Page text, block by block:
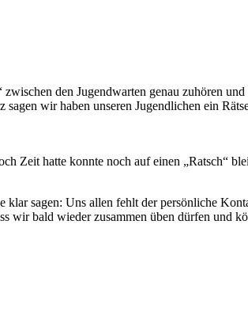
den Jugendwarten genau zuhören
wir haben unseren Jugendlichen ein
Zeit hatte konnte noch auf einen „Ratsch“
sagen: Uns allen fehlt der persönliche
wir bald wieder zusammen üben dürfen und